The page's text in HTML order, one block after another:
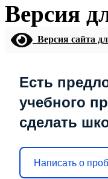
Версия
Версия сайта
Есть
учебного
сделать
Написать о